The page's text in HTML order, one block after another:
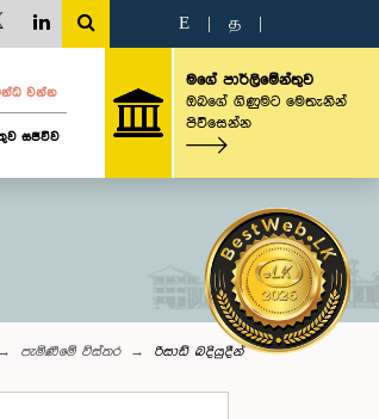
E த
වන්න
සජීවීව
මගේ පාර්ලිමේන්තුව
ඔබගේ ගිණුමට මෙතැනින්
පිවිසෙන්න
පැමිණීමේ විස්තර රිසාඩ් බදියුදීන්